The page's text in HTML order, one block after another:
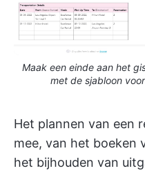
Maak een einde aan het
met de sjabloon
Het plannen van een
mee, van het boeken
het bijhouden van